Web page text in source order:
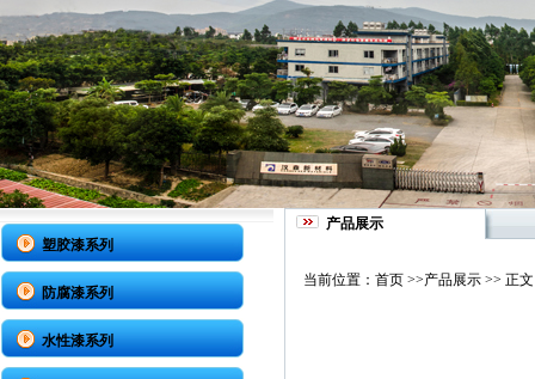
塑胶漆系列
防腐漆系列
水性漆系列
产品展示
当前位置：首页 >>产品展示 >> 正文